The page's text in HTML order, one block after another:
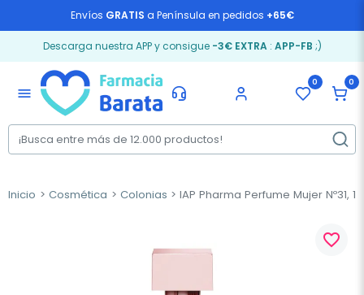
Envíos GRATIS a Península en pedidos +65€
Descarga nuestra APP y consigue -3€ EXTRA: APP-FB ;)
menu
0 0
Inicio Cosmética Colonias IAP Pharma Perfume Mujer Nº31,
favorite_border